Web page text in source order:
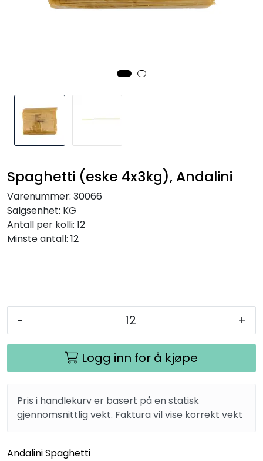
Spaghetti (eske 4x3kg), Andalini
Varenummer: 30066
Salgsenhet: KG
Antall per kolli: 12
Minste antall: 12
- +
Logg inn for å kjøpe
Pris i handlekurv er basert på en statisk
gjennomsnittlig vekt. Faktura vil vise korrekt vekt
Andalini Spaghetti
Inspirasjon